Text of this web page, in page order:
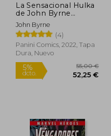
La Sensacional Hulka
de John Byrne
(Nueva Edicion)
John Byrne
(4)
Panini Comics, 2022, Tapa
Dura, Nuevo
Rápido